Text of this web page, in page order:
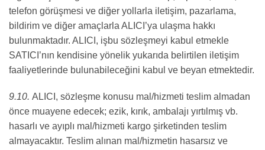
telefon görüşmesi ve diğer yollarla iletişim, pazarlama,
bildirim ve diğer amaçlarla ALICI’ya ulaşma hakkı
bulunmaktadır. ALICI, işbu sözleşmeyi kabul etmekle
SATICI’nın kendisine yönelik yukarıda belirtilen iletişim
faaliyetlerinde bulunabileceğini kabul ve beyan etmektedir.
9.10. ALICI, sözleşme konusu mal/hizmeti teslim almadan
önce muayene edecek; ezik, kırık, ambalajı yırtılmış vb.
hasarlı ve ayıplı mal/hizmeti kargo şirketinden teslim
almayacaktır. Teslim alınan mal/hizmetin hasarsız ve